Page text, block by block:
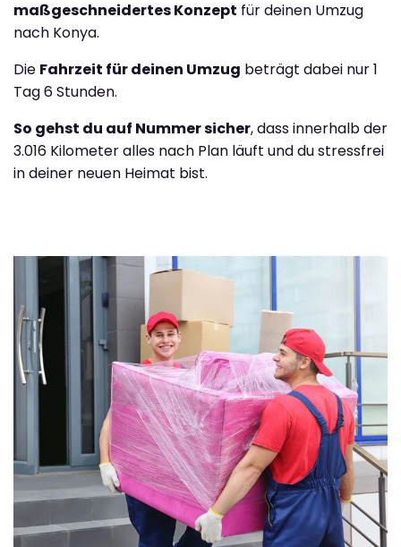
maßgeschneidertes Konzept für deinen Umzug
nach Konya.
Die Fahrzeit für deinen Umzug beträgt dabei nur 1
Tag 6 Stunden.
So gehst du auf Nummer sicher, dass innerhalb der
3.016 Kilometer alles nach Plan läuft und du stressfrei
in deiner neuen Heimat bist.